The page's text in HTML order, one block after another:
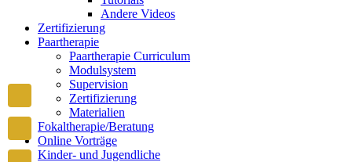
Andere Videos
Zertifizierung
Paartherapie
Paartherapie Curriculum
Modulsystem
Supervision
Zertifizierung
Materialien
Fokaltherapie/Beratung
Online Vorträge
Kinder- und Jugendliche